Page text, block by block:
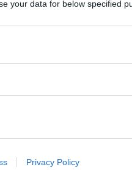
your data for below specified
Privacy Policy